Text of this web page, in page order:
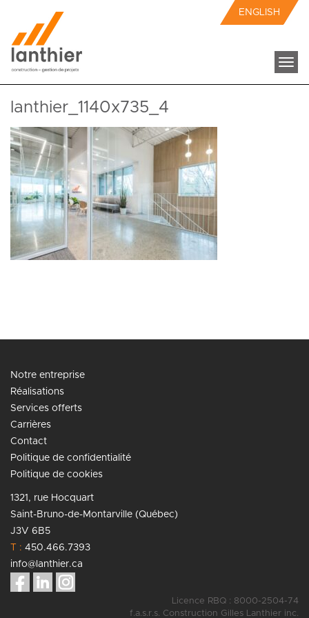
ENGLISH
lanthier_1140x735_4
Notre entreprise
Réalisations
Services offerts
Carrières
Contact
Politique de confidentialité
Politique de cookies
1321, rue Hocquart
Saint-Bruno-de-Montarville (Québec)
J3V 6B5
T : 450.466.7393
info@lanthier.ca
Licence RBQ : 8000-2504-74
f.a.s.r.s. Construction Gilles Lanthier inc.